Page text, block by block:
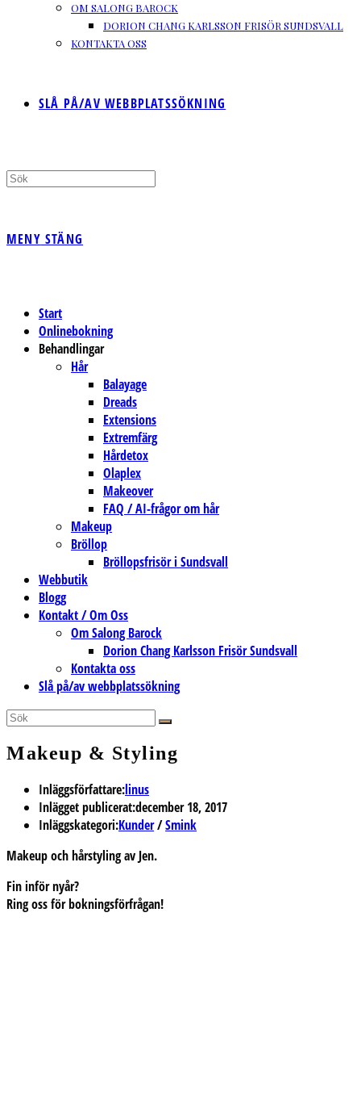
OM SALONG BAROCK
DORION CHANG KARLSSON FRISÖR SUNDSVALL
KONTAKTA OSS
SLÅ PÅ/AV WEBBPLATSSÖKNING
MENY STÄNG
Start
Onlinebokning
Behandlingar
Hår
Balayage
Dreads
Extensions
Extremfärg
Hårdetox
Olaplex
Makeover
FAQ / AI-frågor om hår
Makeup
Bröllop
Bröllopsfrisör i Sundsvall
Webbutik
Blogg
Kontakt / Om Oss
Om Salong Barock
Dorion Chang Karlsson Frisör Sundsvall
Kontakta oss
Slå på/av webbplatssökning
Makeup & Styling
Inläggsförfattare:linus
Inlägget publicerat:december 18, 2017
Inläggskategori:Kunder/Smink
Makeup och hårstyling av Jen.
Fin inför nyår?
Ring oss för bokningsförfrågan!